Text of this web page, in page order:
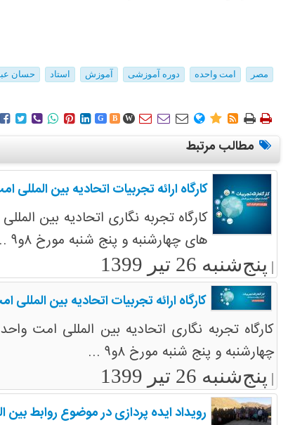
مصر امت واحده دوره آموزشی آموزش استاد حسان
      G B W        
مطالب مرتبط
کارگاه ارائه تجربیات اتحادیه بین المللی
کارگاه تجربه نگاری اتحادیه بین
های چهارشنبه و پنج شنبه مورخ ۸و۹ ...
پنج‌شنبه 26 تیر 1399
کارگاه ارائه تجربیات اتحادیه بین المللی
کارگاه تجربه نگاری اتحادیه بین المللی امت
چهارشنبه و پنج شنبه مورخ ۸و۹ ...
پنج‌شنبه 26 تیر 1399
رویداد ایده پردازی در موضوع روابط بین